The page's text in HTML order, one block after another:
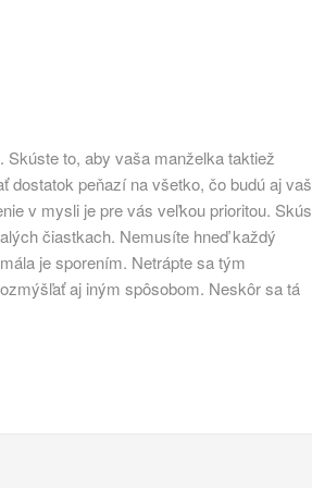
to, aby vaša manželka taktiež
dostatok peňazí na všetko, čo budú aj
v mysli je pre vás veľkou prioritou.
čiastkach. Nemusíte hneď každý
je sporením. Netrápte sa tým
aj iným spôsobom. Neskôr sa tá